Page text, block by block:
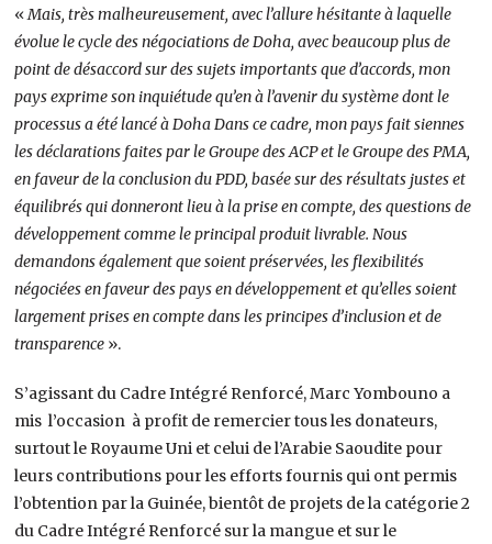
« Mais, très malheureusement, avec l’allure hésitante à laquelle
évolue le cycle des négociations de Doha, avec beaucoup plus de
point de désaccord sur des sujets importants que d’accords, mon
pays exprime son inquiétude qu’en à l’avenir du système dont le
processus a été lancé à Doha Dans ce cadre, mon pays fait siennes
les déclarations faites par le Groupe des ACP et le Groupe des PMA,
en faveur de la conclusion du PDD, basée sur des résultats justes et
équilibrés qui donneront lieu à la prise en compte, des questions de
développement comme le principal produit livrable. Nous
demandons également que soient préservées, les flexibilités
négociées en faveur des pays en développement et qu’elles soient
largement prises en compte dans les principes d’inclusion et de
transparence ».
S’agissant du Cadre Intégré Renforcé, Marc Yombouno a
mis l’occasion à profit de remercier tous les donateurs,
surtout le Royaume Uni et celui de l’Arabie Saoudite pour
leurs contributions pour les efforts fournis qui ont permis
l’obtention par la Guinée, bientôt de projets de la catégorie 2
du Cadre Intégré Renforcé sur la mangue et sur le